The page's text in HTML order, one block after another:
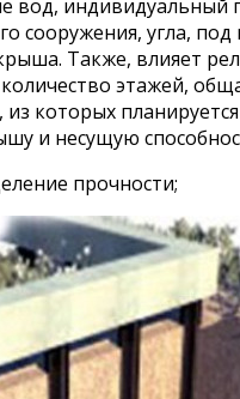
вод, индивидуальный
сооружения, угла,
Также, влияет
этажей,
которых
и несущую
прочности;